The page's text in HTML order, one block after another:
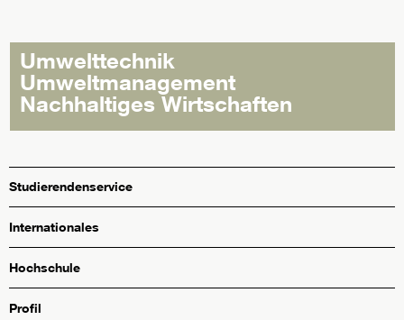
Umwelttechnik
Umweltmanagement
Nachhaltiges Wirtschaften
Studierendenservice
Internationales
Hochschule
Profil